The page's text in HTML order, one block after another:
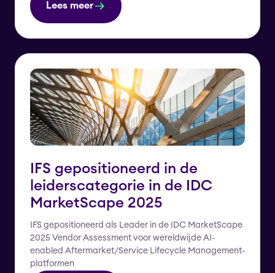
Lees meer
IFS gepositioneerd in de
leiderscategorie in de IDC
MarketScape 2025
IFS gepositioneerd als Leader in de IDC MarketScape
2025 Vendor Assessment voor wereldwijde AI-
enabled Aftermarket/Service Lifecycle Management-
platformen